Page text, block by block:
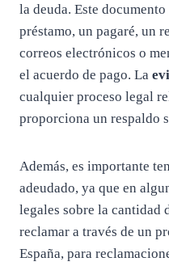
la deuda. Este
préstamo, un pagaré, un
correos electrónicos o
el acuerdo de pago. La
cualquier proceso legal
proporciona un respaldo
Además, es importante
adeudado, ya que en
legales sobre la cantidad
reclamar a través de un
España, para